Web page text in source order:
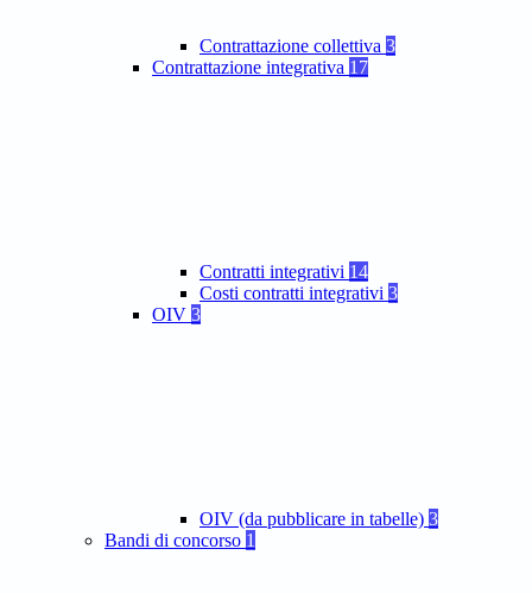
Contrattazione collettiva 3
Contrattazione integrativa 17
Contratti integrativi 14
Costi contratti integrativi 3
OIV 3
OIV (da pubblicare in tabelle) 3
Bandi di concorso 1